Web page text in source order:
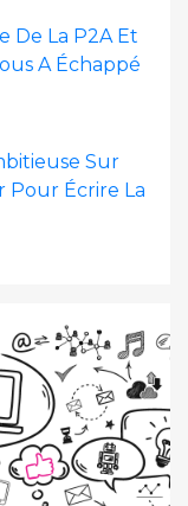
De La P2A Et
A Échappé
Sur
Pour Écrire La